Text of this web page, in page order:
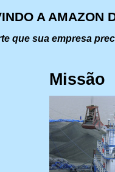
precisa para
Missão